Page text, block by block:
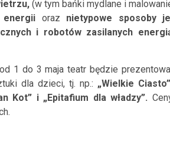
(w tym bańki mydlane i
energii oraz nietypowe sposoby
i robotów zasilanych
1 do 3 maja teatr będzie
dla dzieci, tj. np.: „Wielkie
Kot” i „Epitafium dla władzy”.